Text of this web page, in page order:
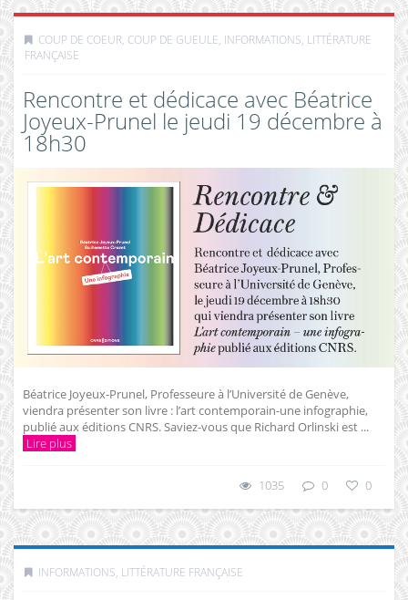
COUP DE COEUR, COUP DE GUEULE, INFORMATIONS, LITTÉRATURE
FRANÇAISE
Rencontre et dédicace avec Béatrice
Joyeux-Prunel le jeudi 19 décembre à
18h30
Béatrice Joyeux-Prunel, Professeure à l’Université de Genève,
viendra présenter son livre : l’art contemporain-une infographie,
publié aux éditions CNRS. Saviez-vous que Richard Orlinski est ...
Lire plus
1035 0 0
INFORMATIONS, LITTÉRATURE FRANÇAISE